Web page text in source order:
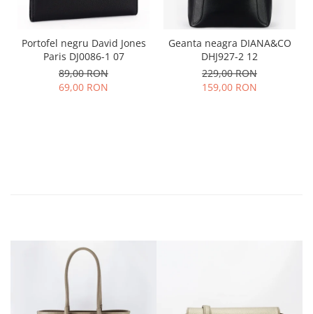
Portofel negru David Jones
Paris DJ0086-1 07
89,00 RON
69,00 RON
Geanta neagra DIANA&CO
DHJ927-2 12
229,00 RON
159,00 RON